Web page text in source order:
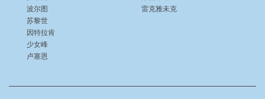
波尔图
苏黎世
因特拉肯
少女峰
卢塞恩
雷克雅未克